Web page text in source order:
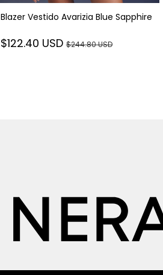
Blazer Vestido Avarizia Blue Sapphire
$122.40 USD$244.80 USD